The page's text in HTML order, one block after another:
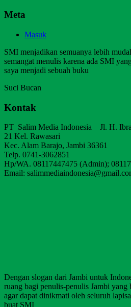
Meta
Masuk
SMI menjadikan semuanya lebih
semangat menulis karena ada SMI
saya menjadi sebuah buku
Suci Bucan
Kontak
PT Salim Media Indonesia Jl. H.
21 Kel. Rawasari
Kec. Alam Barajo, Jambi 36361
Telp. 0741-3062851
Hp/WA. 08117447475 (Admin);
Email:
Dengan slogan dari Jambi untuk
ruang bagi penulis-penulis Jambi yang
agar dapat dinikmati oleh seluruh
buat SMI